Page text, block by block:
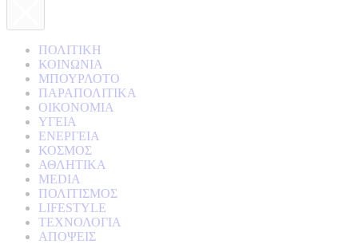
ΠΟΛΙΤΙΚΗ
ΚΟΙΝΩΝΙΑ
ΜΠΟΥΡΛΟΤΟ
ΠΑΡΑΠΟΛΙΤΙΚΑ
ΟΙΚΟΝΟΜΙΑ
ΥΓΕΙΑ
ΕΝΕΡΓΕΙΑ
ΚΟΣΜΟΣ
ΑΘΛΗΤΙΚΑ
MEDIA
ΠΟΛΙΤΙΣΜΟΣ
LIFESTYLE
ΤΕΧΝΟΛΟΓΙΑ
ΑΠΟΨΕΙΣ